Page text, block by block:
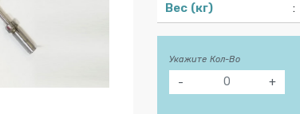
Вес (кг) :
Укажите Кол-Во
- +